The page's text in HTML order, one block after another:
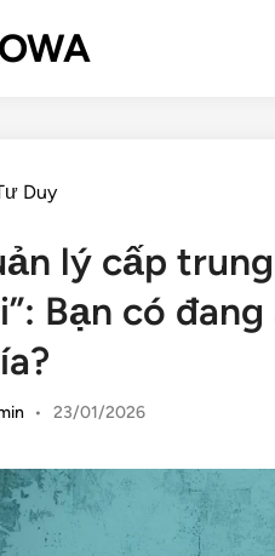
Duy
lý cấp
Bạn có
• 23/01/2026